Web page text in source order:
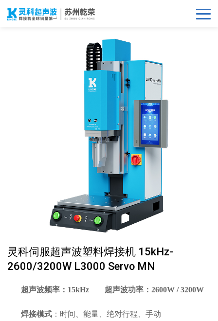
灵科伺服超声波塑料焊接机 15kHz-
2600/3200W L3000 Servo MN
超声波频率：15kHz 超声波功率：2600W / 3200W
焊接模式 ：时间、能量、绝对⾏程、手动